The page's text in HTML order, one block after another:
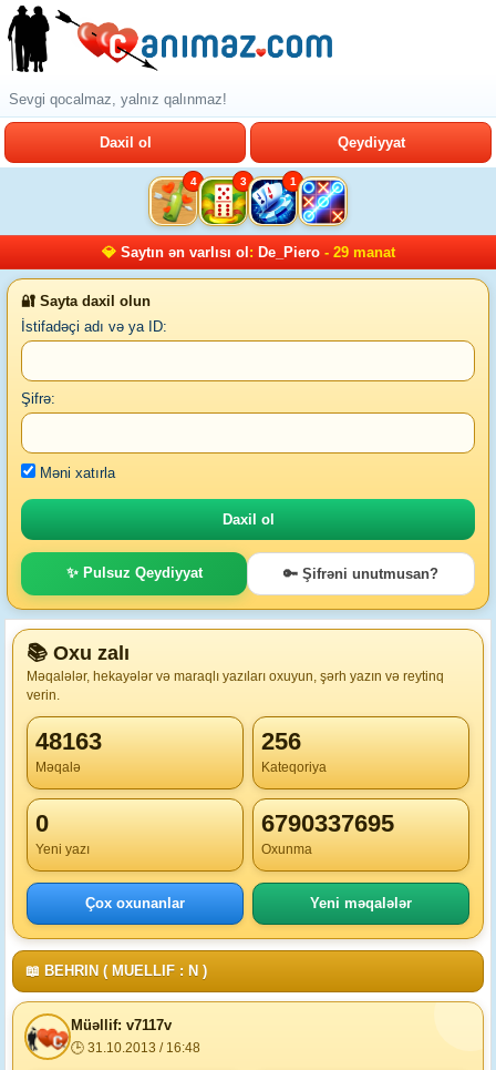
Sevgi qocalmaz, yalnız qalınmaz!
Daxil ol Qeydiyyat
4 3 1
💎 Saytın ən varlısı ol : De_Piero- 29 manat
🔐 Sayta daxil olun
İstifadəçi adı və ya ID:
Şifrə:
Məni xatırla
✨ Pulsuz Qeydiyyat 🔑 Şifrəni unutmusan?
📚 Oxu zalı
Məqalələr, hekayələr və maraqlı yazıları oxuyun, şərh yazın və reytinq
verin.
48163
Məqalə
256
Kateqoriya
0
Yeni yazı
6790337695
Oxunma
Çox oxunanlar Yeni məqalələr
📖 BEHRIN ( MUELLIF : N )
Müəllif: v7117v
🕒 31.10.2013 / 16:48